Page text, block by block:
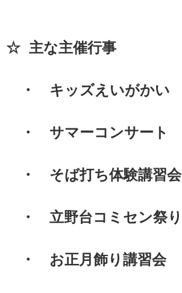
☆ 主な主催行事
・ キッズえいがかい
・ サマーコンサート
・ そば打ち体験講習会
・ 立野台コミセン祭り
・ お正月飾り講習会